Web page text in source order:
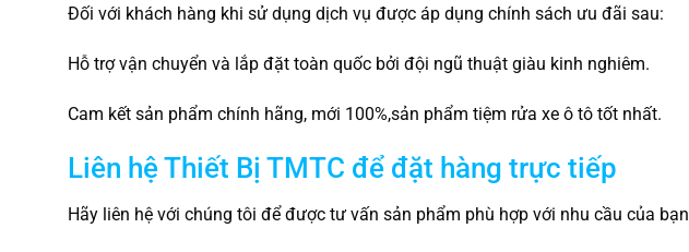
Đối với khách hàng khi sử dụng dịch vụ được áp dụng chính sách ưu đãi sau:
Hỗ trợ vận chuyển và lắp đặt toàn quốc bởi đội ngũ thuật giàu kinh nghiêm.
Cam kết sản phẩm chính hãng, mới 100%,sản phẩm tiệm rửa xe ô tô tốt nhất.
Liên hệ Thiết Bị TMTC để đặt hàng trực tiếp
Hãy liên hệ với chúng tôi để được tư vấn sản phẩm phù hợp với nhu cầu của bạn